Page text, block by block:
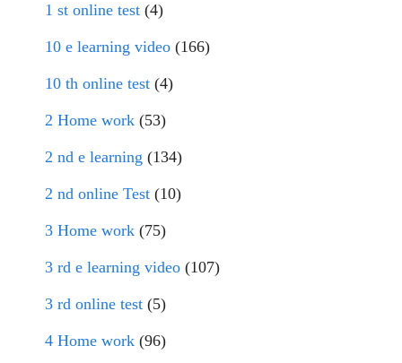
1 st online test (4)
10 e learning video (166)
10 th online test (4)
2 Home work (53)
2 nd e learning (134)
2 nd online Test (10)
3 Home work (75)
3 rd e learning video (107)
3 rd online test (5)
4 Home work (96)